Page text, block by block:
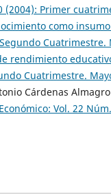
(2004): Primer
como
Cuatrimestre.
rendimiento
Cuatrimestre.
Cárdenas
Vol. 22